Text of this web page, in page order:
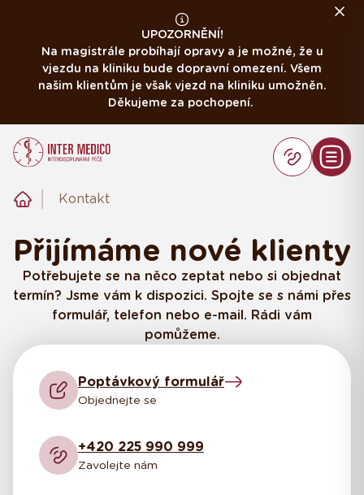
UPOZORNĚNÍ!
Na magistrále probíhají opravy a je možné, že u
vjezdu na kliniku bude dopravní omezení. Všem
našim klientům je však vjezd na kliniku umožněn.
Děkujeme za pochopení.
Kontakt
Přijímáme nové klienty
Potřebujete se na něco zeptat nebo si objednat
termín? Jsme vám k dispozici. Spojte se s námi přes
formulář, telefon nebo e-mail. Rádi vám
pomůžeme.
Poptávkový formulář
Objednejte se
+420 225 990 999
Zavolejte nám